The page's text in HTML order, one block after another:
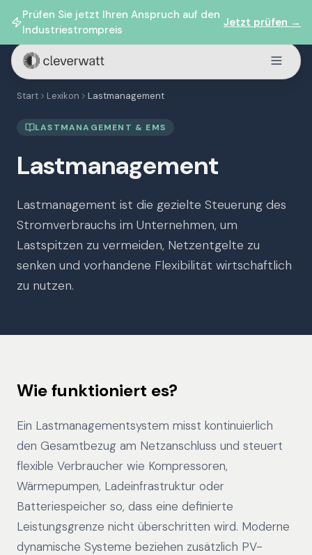
Prüfen Sie jetzt Ihren Anspruch auf den
Industriestrompreis
Jetzt prüfen →
Start Lexikon Lastmanagement
LASTMANAGEMENT & EMS
Lastmanagement
Lastmanagement ist die gezielte Steuerung des
Stromverbrauchs im Unternehmen, um
Lastspitzen zu vermeiden, Netzentgelte zu
senken und vorhandene Flexibilität wirtschaftlich
zu nutzen.
Wie funktioniert es?
Ein Lastmanagementsystem misst kontinuierlich
den Gesamtbezug am Netzanschluss und steuert
flexible Verbraucher wie Kompressoren,
Wärmepumpen, Ladeinfrastruktur oder
Batteriespeicher so, dass eine definierte
Leistungsgrenze nicht überschritten wird. Moderne
dynamische Systeme beziehen zusätzlich PV-